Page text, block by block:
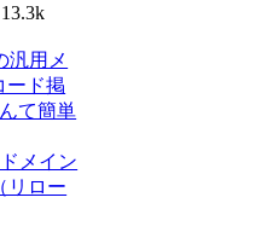
13.3k
汎用メ
ード掲
て簡単
メイン
リロー